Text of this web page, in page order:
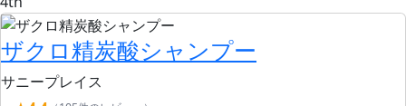
ザクロ精炭酸シャンプー
サニープレイス